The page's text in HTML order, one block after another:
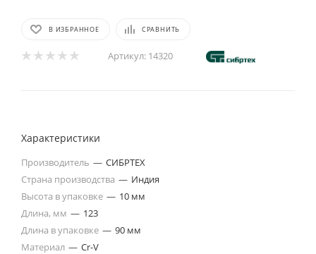
В ИЗБРАННОЕ СРАВНИТЬ
Артикул: 14320
Характеристики
Производитель — СИБРТЕХ
Страна производства — Индия
Высота в упаковке — 10 мм
Длина, мм — 123
Длина в упаковке — 90 мм
Материал — Cr-V